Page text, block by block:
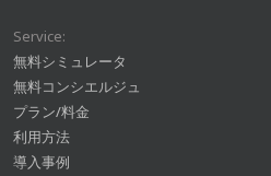
Service:
無料シミュレータ
無料コンシエルジュ
プラン/料金
利用方法
導入事例